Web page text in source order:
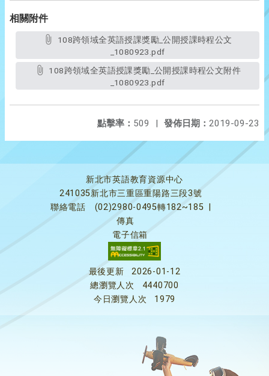
相關附件
_1080923.pdf
_1080923.pdf
發佈日期： 2019-09-23
點擊率： 509 |
新北市英語教育資源中心
241035新北市三重區重陽路三段3號
聯絡電話
(02)2980-0495轉182~185
傳真
電子信箱
最後更新
2026-01-12
總瀏覽人次
4440700
今日瀏覽人次
1979